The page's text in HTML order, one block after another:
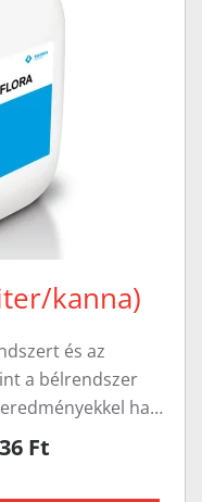
kanna)
és az
a bélrendszer
ha…
Ft